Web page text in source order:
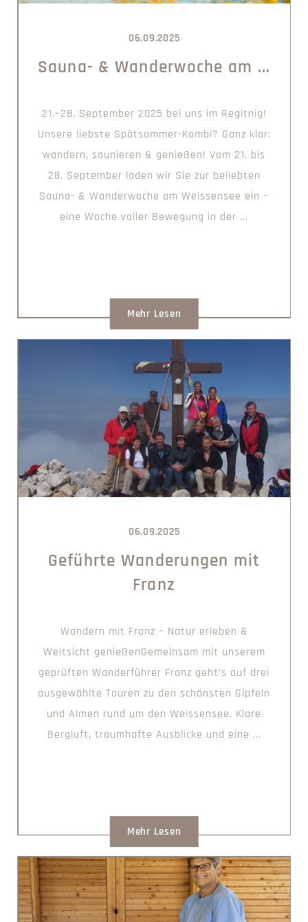
06.09.2025
Sauna- & Wanderwoche am ...
21.–28. September 2025 bei uns im Regitnig!
Unsere liebste Spätsommer-Kombi? Ganz klar:
wandern, saunieren & genießen! Vom 21. bis
28. September laden wir Sie zur beliebten
Sauna- & Wanderwoche am Weissensee ein –
eine Woche voller Bewegung in der ...
Mehr Lesen
06.09.2025
Geführte Wanderungen mit
Franz
Wandern mit Franz – Natur erleben &
Weitsicht genießenGemeinsam mit unserem
geprüften Wanderführer Franz geht’s auf drei
ausgewählte Touren zu den schönsten Gipfeln
und Almen rund um den Weissensee. Klare
Bergluft, traumhafte Ausblicke und eine ...
Mehr Lesen